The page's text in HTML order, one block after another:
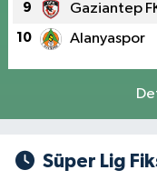
9 Gaziantep
10 Alanyaspor
Süper Lig